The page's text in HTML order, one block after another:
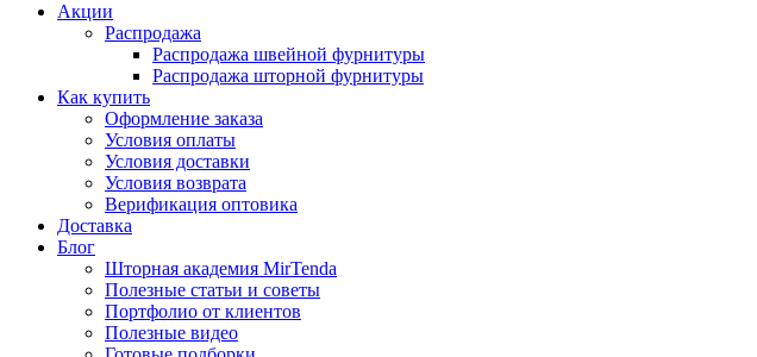
Акции
Распродажа
Распродажа швейной фурнитуры
Распродажа шторной фурнитуры
Как купить
Оформление заказа
Условия оплаты
Условия доставки
Условия возврата
Верификация оптовика
Доставка
Блог
Шторная академия MirTenda
Полезные статьи и советы
Портфолио от клиентов
Полезные видео